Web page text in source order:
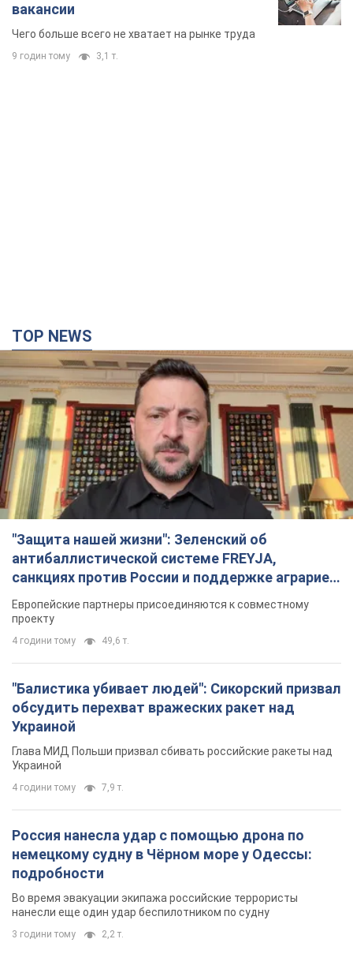
вакансии
Чего больше всего не хватает на рынке труда
9 годин тому 3,1 т.
TOP NEWS
"Защита нашей жизни": Зеленский об
антибаллистической системе FREYJA,
санкциях против России и поддержке аграриев.
Видео
Европейские партнеры присоединяются к совместному
проекту
4 години тому 49,6 т.
"Балистика убивает людей": Сикорский призвал
обсудить перехват вражеских ракет над
Украиной
Глава МИД Польши призвал сбивать российские ракеты над
Украиной
4 години тому 7,9 т.
Россия нанесла удар с помощью дрона по
немецкому судну в Чёрном море у Одессы:
подробности
Во время эвакуации экипажа российские террористы
нанесли еще один удар беспилотником по судну
3 години тому 2,2 т.